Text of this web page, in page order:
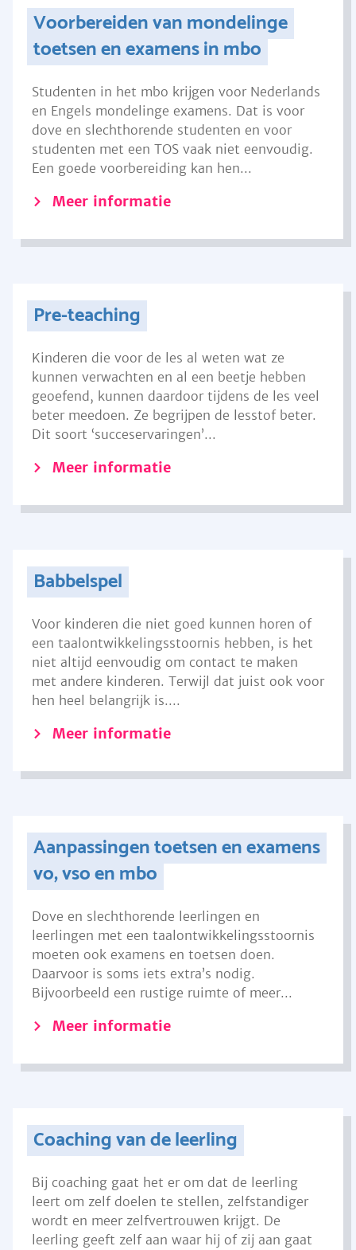
Voorbereiden van mondelinge
toetsen en examens in mbo
Studenten in het mbo krijgen voor Nederlands
en Engels mondelinge examens. Dat is voor
dove en slechthorende studenten en voor
studenten met een TOS vaak niet eenvoudig.
Een goede voorbereiding kan hen...
Meer informatie
Pre-teaching
Kinderen die voor de les al weten wat ze
kunnen verwachten en al een beetje hebben
geoefend, kunnen daardoor tijdens de les veel
beter meedoen. Ze begrijpen de lesstof beter.
Dit soort ‘succeservaringen’...
Meer informatie
Babbelspel
Voor kinderen die niet goed kunnen horen of
een taalontwikkelingsstoornis hebben, is het
niet altijd eenvoudig om contact te maken
met andere kinderen. Terwijl dat juist ook voor
hen heel belangrijk is....
Meer informatie
Aanpassingen toetsen en examens
vo, vso en mbo
Dove en slechthorende leerlingen en
leerlingen met een taalontwikkelingsstoornis
moeten ook examens en toetsen doen.
Daarvoor is soms iets extra’s nodig.
Bijvoorbeeld een rustige ruimte of meer...
Meer informatie
Coaching van de leerling
Bij coaching gaat het er om dat de leerling
leert om zelf doelen te stellen, zelfstandiger
wordt en meer zelfvertrouwen krijgt. De
leerling geeft zelf aan waar hij of zij aan gaat